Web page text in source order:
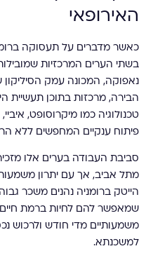
האירופאי
כאשר מדברים על תעסוקה
בשתי הערים המרכזיות
נאפוקה, המכונה עמק
הבירה, מרכזות בתוכן תעשיית
טכנולוגיה כמו מיקרוסופט,
פיתוח ענקיים המחפשים ללא הרף
סביבת העבודה בערים אלו
מתל אביב, אך עם יתרון
הייטק ברומניה נהנים משכר
שמאפשר להם לחיות ברמת חיים
משמעותיים מדי חודש ולרכוש
למשכנתא.